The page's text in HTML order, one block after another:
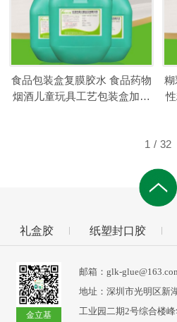
食品包装盒复膜胶水 食品药物
烟酒儿童玩具工艺包装盒加工
糊
1 / 32
礼盒胶 纸塑封口胶
金立基
邮箱：glk-
地址：深圳市光明区新
工业园二期2号综合楼